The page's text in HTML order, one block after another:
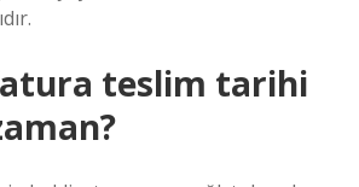
teslim tarihi